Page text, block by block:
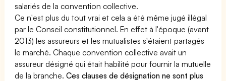
salariés de la convention collective.
Ce n'est plus du tout vrai et cela a été même jugé illégal
par le Conseil constitutionnel. En effet à l'époque (avant
2013) les assureurs et les mutualistes s'étaient partagés
le marché. Chaque convention collective avait un
assureur désigné qui était habilité pour fournir la mutuelle
de la branche.Ces clauses de désignation ne sont plus